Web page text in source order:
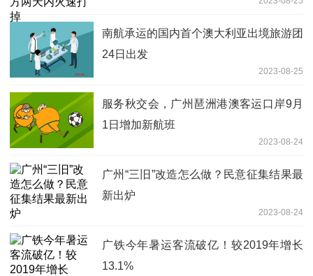
南航承运的国内首个澳大利亚出境旅游团
24日出发
2023-08-25
服务秋交会，广州琶洲港澳客运口岸9月
1日增加新航班
2023-08-24
广州“三旧”改造怎么做？民意征集结果最
新出炉
2023-08-24
广铁今年暑运客流破亿！较2019年增长
13.1%